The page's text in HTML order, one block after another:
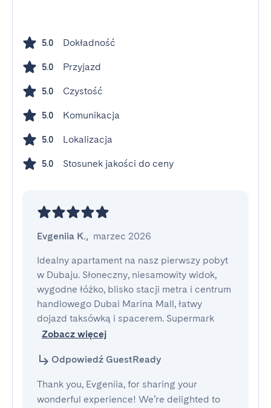
5.0 Dokładność
5.0 Przyjazd
5.0 Czystość
5.0 Komunikacja
5.0 Lokalizacja
5.0 Stosunek jakości do ceny
Evgeniia K., marzec 2026
Idealny apartament na nasz pierwszy pobyt
w Dubaju. Słoneczny, niesamowity widok,
wygodne łóżko, blisko stacji metra i centrum
handlowego Dubai Marina Mall, łatwy
dojazd taksówką i spacerem. Supermark
Zobacz więcej
Odpowiedź GuestReady
Thank you, Evgeniia, for sharing your
wonderful experience! We’re delighted to